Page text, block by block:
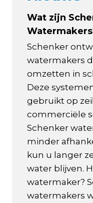
Wat zijn
Schenker
watermakers
omzetten in
Deze
gebruikt op
commerciële
Schenker
minder
kun u langer
water blijven.
watermaker?
watermakers